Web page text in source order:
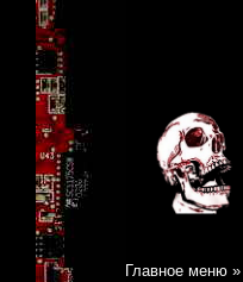
Главное меню »